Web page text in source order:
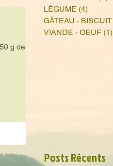
LÉGUME (4)
GÂTEAU - BISCUIT
VIANDE - OEUF (1)
g de
Posts Récents